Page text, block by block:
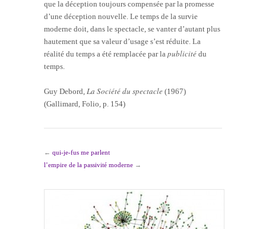
que la déception toujours compensée par la promesse
d’une déception nouvelle. Le temps de la survie
moderne doit, dans le spectacle, se vanter d’autant plus
hautement que sa valeur d’usage s’est réduite. La
réalité du temps a été remplacée par la publicité du
temps.
Guy Debord, La Société du spectacle (1967)
(Gallimard, Folio, p. 154)
← qui-je-fus me parlent
l’empire de la passivité moderne →